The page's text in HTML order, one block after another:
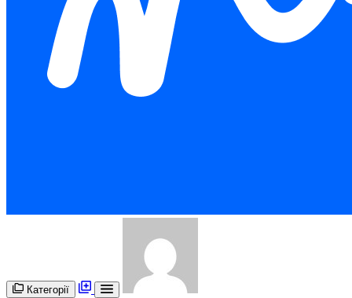
Категорії